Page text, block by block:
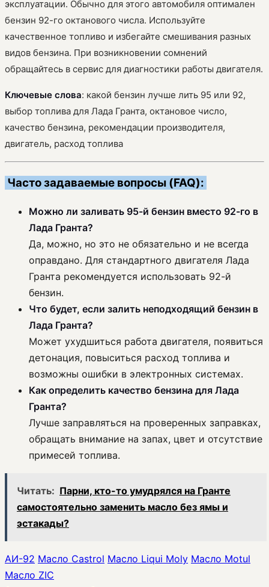
эксплуатации. Обычно для этого автомобиля оптимален
бензин 92-го октанового числа. Используйте
качественное топливо и избегайте смешивания разных
видов бензина. При возникновении сомнений
обращайтесь в сервис для диагностики работы двигателя.
Ключевые слова: какой бензин лучше лить 95 или 92,
выбор топлива для Лада Гранта, октановое число,
качество бензина, рекомендации производителя,
двигатель, расход топлива
Часто задаваемые вопросы (FAQ):
Можно ли заливать 95-й бензин вместо 92-го в
Лада Гранта?
Да, можно, но это не обязательно и не всегда
оправдано. Для стандартного двигателя Лада
Гранта рекомендуется использовать 92-й
бензин.
Что будет, если залить неподходящий бензин в
Лада Гранта?
Может ухудшиться работа двигателя, появиться
детонация, повыситься расход топлива и
возможны ошибки в электронных системах.
Как определить качество бензина для Лада
Гранта?
Лучше заправляться на проверенных заправках,
обращать внимание на запах, цвет и отсутствие
примесей топлива.
Читать: Парни, кто-то умудрялся на Гранте
самостоятельно заменить масло без ямы и
эстакады?
АИ-92 Масло Castrol Масло Liqui Moly Масло Motul
Масло ZIC